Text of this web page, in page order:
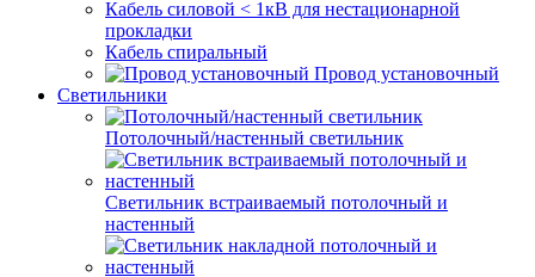
Кабель силовой < 1кВ для нестационарной
прокладки
Кабель спиральный
Провод установочный
Светильники
Потолочный/настенный светильник
Светильник встраиваемый потолочный и
настенный